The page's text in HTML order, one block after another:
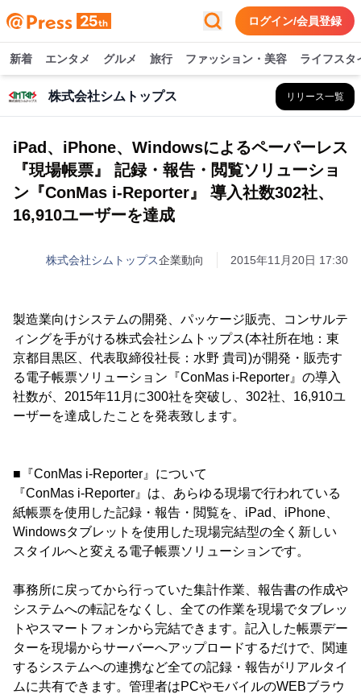
ログイン/会員登録
新着 エンタメ グルメ 旅行 ファッション・美容 ライフスタ
株式会社シムトップス リリース一覧
iPad、iPhone、Windowsによるペーパーレス
『現場帳票』 記録・報告・閲覧ソリューショ
ン『ConMas i-Reporter』 導入社数302社、
16,910ユーザーを達成
株式会社シムトップス企業動向 2015年11月20日 17:30
製造業向けシステムの開発、パッケージ販売、コンサルテ
ィングを手がける株式会社シムトップス(本社所在地：東
京都目黒区、代表取締役社長：水野 貴司)が開発・販売す
る電子帳票ソリューション『ConMas i-Reporter』の導入
社数が、2015年11月に300社を突破し、302社、16,910ユ
ーザーを達成したことを発表致します。
■『ConMas i-Reporter』について
『ConMas i-Reporter』は、あらゆる現場で行われている
紙帳票を使用した記録・報告・閲覧を、iPad、iPhone、
Windowsタブレットを使用した現場完結型の全く新しい
スタイルへと変える電子帳票ソリューションです。
事務所に戻ってから行っていた集計作業、報告書の作成や
システムへの転記をなくし、全ての作業を現場でタブレッ
トやスマートフォンから完結できます。記入した帳票デー
ターを現場からサーバーへアップロードするだけで、関連
するシステムへの連携など全ての記録・報告がリアルタイ
ムに共有できます。管理者はPCやモバイルのWEBブラウ